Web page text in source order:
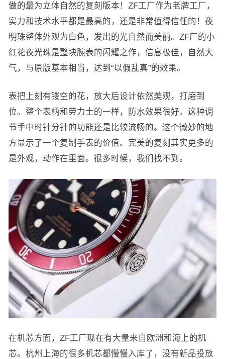
做的最为立体自然的复刻版本！ZF工厂作为老牌工厂，
实力和技术水平都是最高的，还是非常值得信任的！夜
明珠整体外观为白色，发出的光自然而美丽。ZF厂的小
红花夜光珠是整块腕表的闪耀之作，信息极佳，自然大
气，与原版基本相当，达到“以假乱真”的效果。
表把上刻有镂空的花，放大后设计依然美观，打磨到
位。整个表柄和劳力士的一样，防水效果很好。这种调
节手中时针分针的功能还是比较流畅的。这个微妙的地
方显示了一个复制手表的价值。完美的复刻其实更多的
是外观，动作在里面。很多时候，我们找不到。
在机芯方面，ZF工厂现在有大量来自欧洲和海上的机
芯。杭州上海的很多机芯都慢慢入库了，没有新品投放